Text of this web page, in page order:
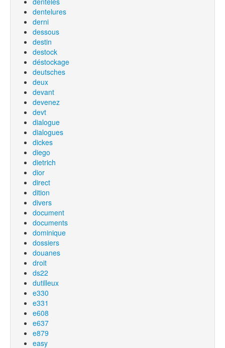
dentelures
derni
dessous
destin
destock
déstockage
deutsches
deux
devant
devenez
devt
dialogue
dialogues
dickes
diego
dietrich
dior
direct
dition
divers
document
documents
dominique
dossiers
douanes
droit
ds22
dutilleux
e330
e331
e608
e637
e879
easy